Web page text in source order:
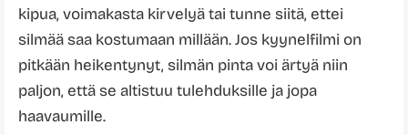
kipua, voimakasta kirvelyä tai tunne siitä, ettei
silmää saa kostumaan millään. Jos kyynelfilmi on
pitkään heikentynyt, silmän pinta voi ärtyä niin
paljon, että se altistuu tulehduksille ja jopa
haavaumille.